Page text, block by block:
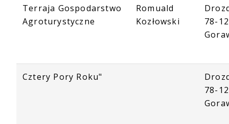
Terraja Gospodarstwo
Agroturystyczne
Romuald
Kozłowski
78-
Cztery Pory Roku"
78-